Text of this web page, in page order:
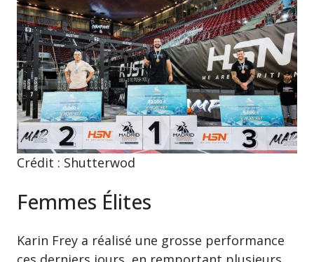
Crédit : Shutterwod
Femmes Élites
Karin Frey a réalisé une grosse performance